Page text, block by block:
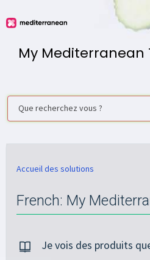
My Mediterranean
Accueil des solutions
French: My
Je vois des produits